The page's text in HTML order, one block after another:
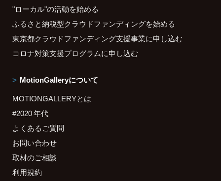
"ローカル"の活動を始める
ふるさと納税型クラウドファンディングを始める
東京都クラウドファンディング支援事業に申し込む
コロナ対策支援プログラムに申し込む
MotionGalleryについて
MOTIONGALLERYとは
#2020 年代
よくあるご質問
お問い合わせ
取材のご相談
利用規約